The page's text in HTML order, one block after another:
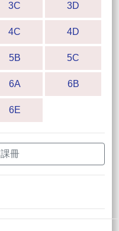
3C 3D
4C 4D
5B 5C
6A 6B
6E
冊